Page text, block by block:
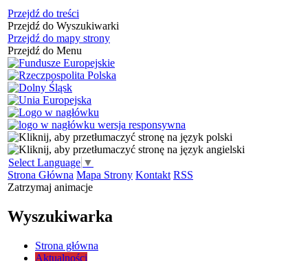
Przejdź do treści
Przejdź do Wyszukiwarki
Przejdź do mapy strony
Przejdź do Menu
Select Language ▼
Strona Główna Mapa Strony Kontakt RSS
Zatrzymaj animacje
Wyszukiwarka
Strona główna
Aktualności